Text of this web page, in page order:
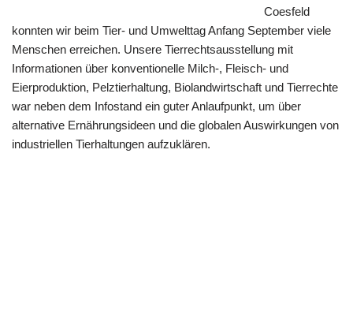
Coesfeld
konnten wir beim Tier- und Umwelttag Anfang September viele
Menschen erreichen. Unsere Tierrechtsausstellung mit
Informationen über konventionelle Milch-, Fleisch- und
Eierproduktion, Pelztierhaltung, Biolandwirtschaft und Tierrechte
war neben dem Infostand ein guter Anlaufpunkt, um über
alternative Ernährungsideen und die globalen Auswirkungen von
industriellen Tierhaltungen aufzuklären.